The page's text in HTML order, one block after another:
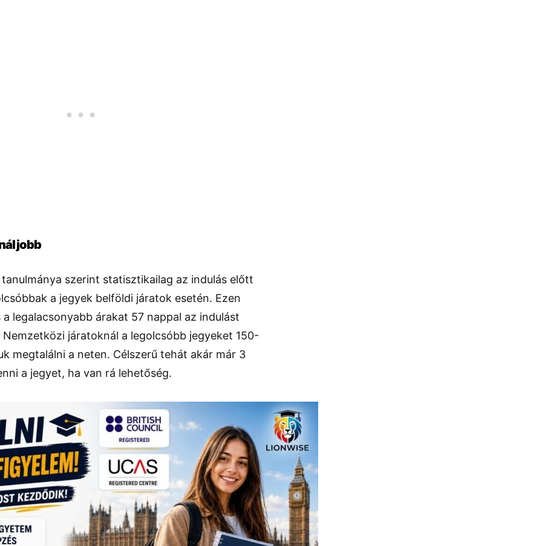
jobb
tanulmánya szerint statisztikailag az indulás előtt
a jegyek belföldi járatok esetén. Ezen
legalacsonyabb árakat 57 nappal az indulást
járatoknál a legolcsóbb jegyeket 150-
megtalálni a neten. Célszerű tehát akár már 3
a jegyet, ha van rá lehetőség.